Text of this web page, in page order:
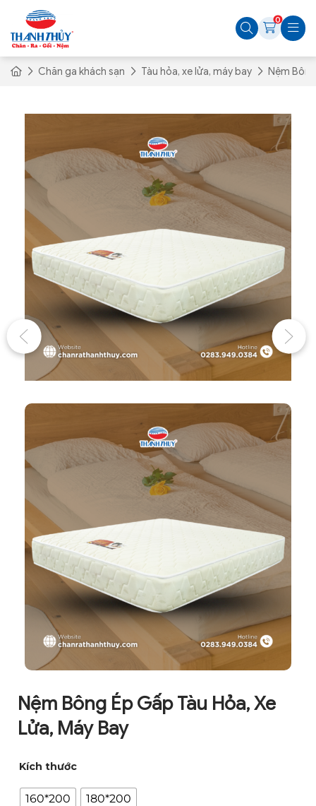
0
Chăn ga khách sạn Tàu hỏa, xe lửa, máy bay Nệm
Nệm Bông Ép Gấp Tàu Hỏa, Xe
Lửa, Máy Bay
Kích thước
160*200 180*200